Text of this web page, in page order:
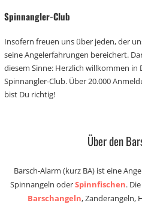
Spinnangler-Club
Insofern freuen uns über jeden, der
seine Angelerfahrungen bereichert.
diesem Sinne: Herzlich willkommen in
Spinnangler-Club. Über 20.000
bist Du richtig!
Über den
Barsch-Alarm (kurz BA) ist eine
Spinnangeln oderSpinnfischen.
Barschangeln, Zanderangeln,